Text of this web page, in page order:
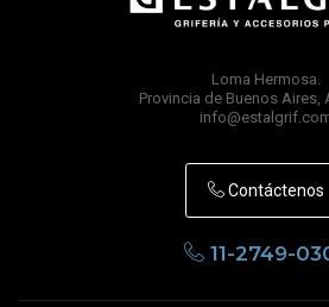
Loma Hermosa.
Provincia de Buenos Aires,
Contáctenos
11-2749-